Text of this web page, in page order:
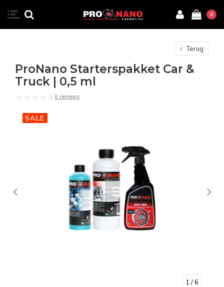
0
Terug
ProNano Starterspakket Car &
Truck | 0,5 ml
0 reviews
SALE
1 / 6